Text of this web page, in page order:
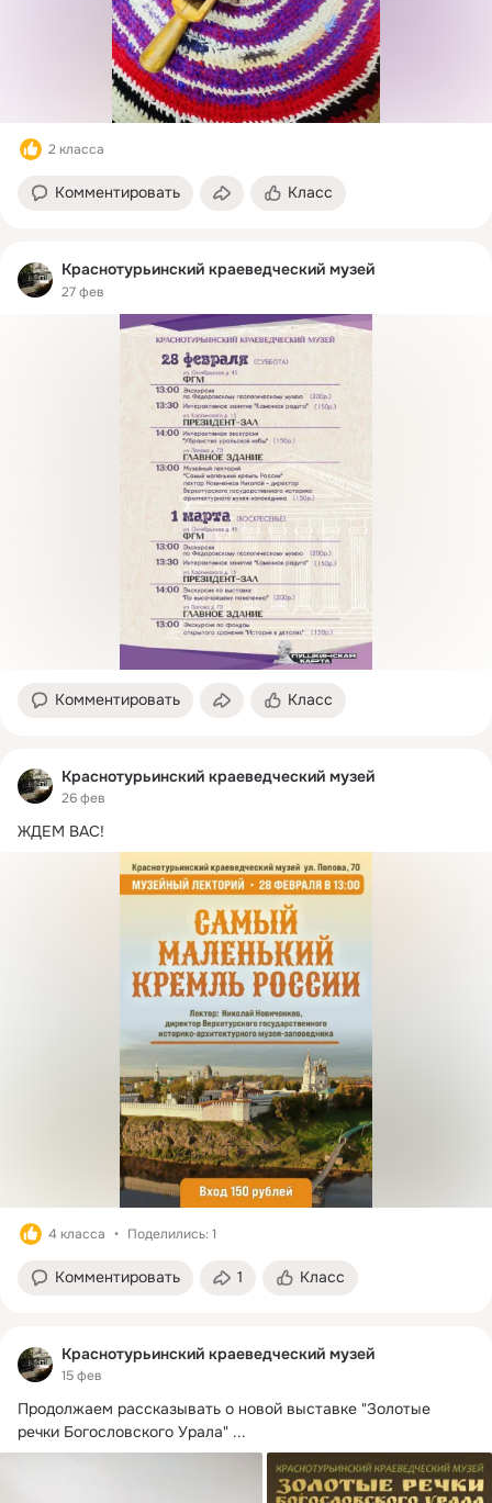
2 класса
Комментировать Класс
Краснотурьинский краеведческий музей
27 фев
Комментировать Класс
Краснотурьинский краеведческий музей
26 фев
ЖДЕМ ВАС!
4 класса Поделились: 1
Комментировать 1 Класс
Краснотурьинский краеведческий музей
15 фев
Продолжаем рассказывать о новой выставке "Золотые
речки Богословского Урала" ...